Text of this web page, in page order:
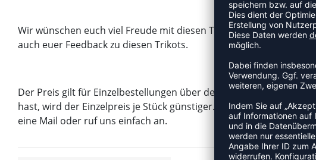
Wir wünschen euch viel Freude mit diesen Trikots und freuen
auch euer Feedback zu diesen Trikots.
Der Preis gilt für Einzelbestellungen über den Onlineshop. Wenn
hast, wird der Einzelpreis je Stück günstiger. Frag dazu gerne
eine Mail oder ruf uns einfach an.